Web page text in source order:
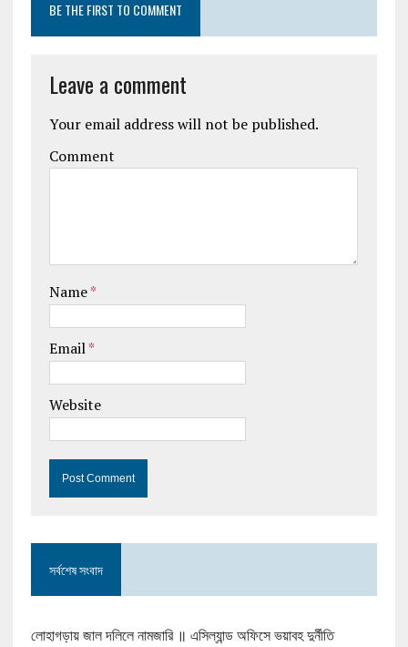
BE THE FIRST TO COMMENT
Leave a comment
Your email address will not be published.
Comment
Name*
Email*
Website
সর্বশেষ সংবাদ
লোহাগড়ায় জাল দলিলে নামজারি ॥ এসিল্যান্ড অফিসে ভয়াবহ দুর্নীতি